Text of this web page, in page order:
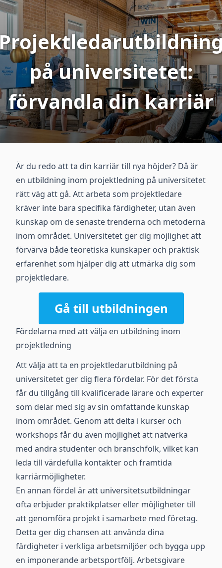
på universitetet:
förvandla din karriär
Är du redo att ta din karriär till nya höjder? Då är
en utbildning inom projektledning på universitetet
rätt väg att gå. Att arbeta som projektledare
kräver inte bara specifika färdigheter, utan även
kunskap om de senaste trenderna och metoderna
inom området. Universitetet ger dig möjlighet att
förvärva både teoretiska kunskaper och praktisk
erfarenhet som hjälper dig att utmärka dig som
projektledare.
Gå till utbildningen
Fördelarna med att välja en utbildning inom
projektledning
Att välja att ta en projektledarutbildning på
universitetet ger dig flera fördelar. För det första
får du tillgång till kvalificerade lärare och experter
som delar med sig av sin omfattande kunskap
inom området. Genom att delta i kurser och
workshops får du även möjlighet att nätverka
med andra studenter och branschfolk, vilket kan
leda till värdefulla kontakter och framtida
karriärmöjligheter.
En annan fördel är att universitetsutbildningar
ofta erbjuder praktikplatser eller möjligheter till
att genomföra projekt i samarbete med företag.
Detta ger dig chansen att använda dina
färdigheter i verkliga arbetsmiljöer och bygga upp
en imponerande arbetsportfölj. Arbetsgivare